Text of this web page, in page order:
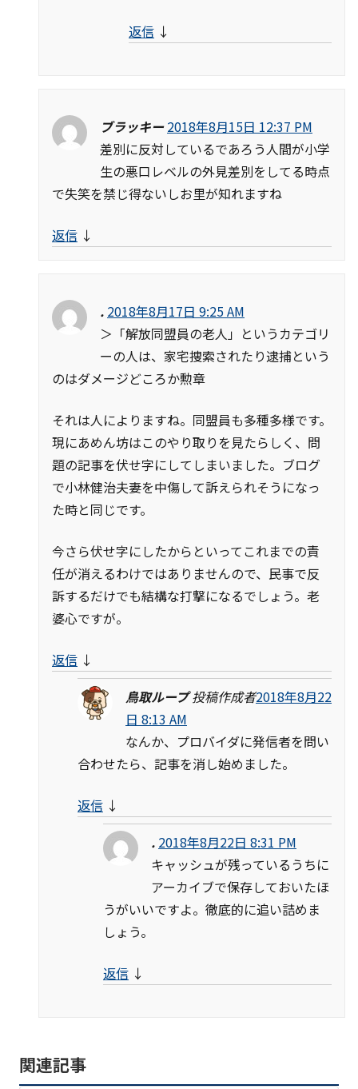
返信 ↓
ブラッキー 2018年8月15日 12:37 PM
差別に反対しているであろう人間が小学
生の悪口レベルの外見差別をしてる時点
で失笑を禁じ得ないしお里が知れますね
返信 ↓
. 2018年8月17日 9:25 AM
＞「解放同盟員の老人」というカテゴリ
ーの人は、家宅捜索されたり逮捕という
のはダメージどころか勲章
それは人によりますね。同盟員も多種多様です。
現にあめん坊はこのやり取りを見たらしく、問
題の記事を伏せ字にしてしまいました。ブログ
で小林健治夫妻を中傷して訴えられそうになっ
た時と同じです。
今さら伏せ字にしたからといってこれまでの責
任が消えるわけではありませんので、民事で反
訴するだけでも結構な打撃になるでしょう。老
婆心ですが。
返信 ↓
鳥取ループ 投稿作成者2018年8月22
日 8:13 AM
なんか、プロバイダに発信者を問い
合わせたら、記事を消し始めました。
返信 ↓
. 2018年8月22日 8:31 PM
キャッシュが残っているうちに
アーカイブで保存しておいたほ
うがいいですよ。徹底的に追い詰めま
しょう。
返信 ↓
関連記事